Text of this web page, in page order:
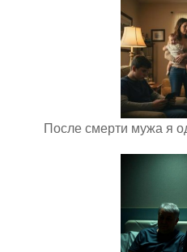
После смерти мужа я